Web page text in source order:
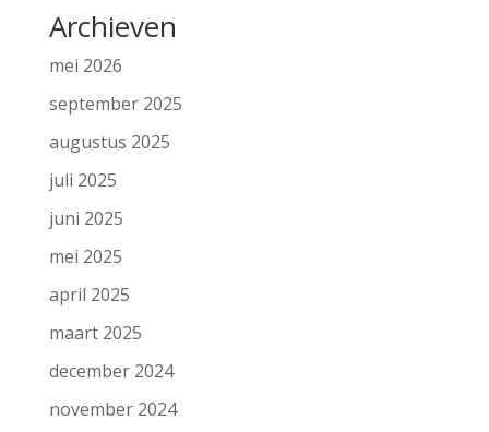
Archieven
mei 2026
september 2025
augustus 2025
juli 2025
juni 2025
mei 2025
april 2025
maart 2025
december 2024
november 2024